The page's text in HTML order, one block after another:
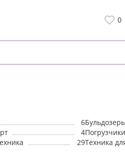
0
6
4Погрузчики
29Техника